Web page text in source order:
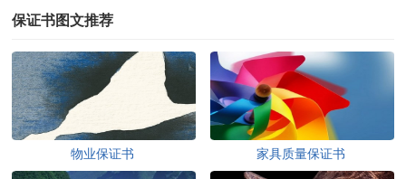
保证书图文推荐
物业保证书 家具质量保证书